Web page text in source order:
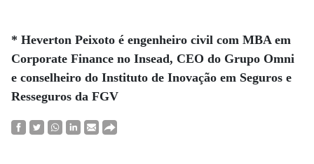
* Heverton Peixoto é engenheiro civil com MBA em
Corporate Finance no Insead, CEO do Grupo Omni
e conselheiro do Instituto de Inovação em Seguros e
Resseguros da FGV